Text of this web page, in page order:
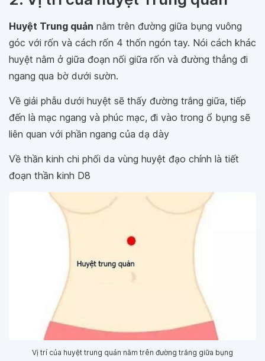
Huyệt Trung quản nằm trên đường giữa bụng vuông
góc với rốn và cách rốn 4 thốn ngón tay. Nói cách khác
huyệt nằm ở giữa đoạn nối giữa rốn và đường thẳng đi
ngang qua bờ dưới sườn.
Về giải phẫu dưới huyệt sẽ thấy đường trắng giữa, tiếp
đến là mạc ngang và phúc mạc, đi vào trong ổ bụng sẽ
liên quan với phần ngang của dạ dày
Về thần kinh chi phối da vùng huyệt đạo chính là tiết
đoạn thần kinh D8
Vị trí của huyệt trung quản nằm trên đường trắng giữa bụng